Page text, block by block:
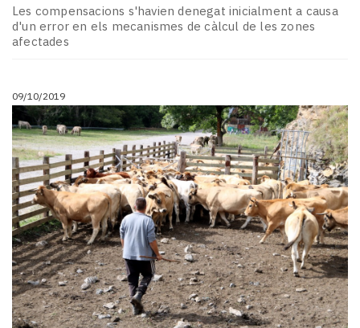
Les compensacions s'havien denegat inicialment a causa
d'un error en els mecanismes de càlcul de les zones
afectades
09/10/2019